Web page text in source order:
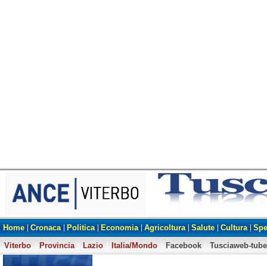
Home Cronaca Politica Economia Agricoltura Salute Cultura
Viterbo
Provincia Lazio Italia/Mondo Facebook Tusciaweb-tube